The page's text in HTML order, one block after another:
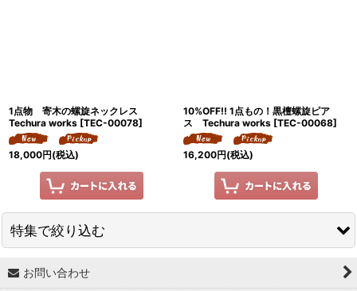
1点物 寄木の螺旋ネックレス
Techura works [TEC-00078]
18,000円(税込)
10%OFF!! 1点もの！黒檀螺旋ピア
ス Techura works [TEC-00068]
16,200円(税込)
特集で絞り込む
↓ 特集 ↓
お問い合わせ